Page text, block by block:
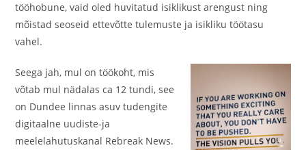
tööhobune, vaid oled huvitatud isiklikust arengust ning
mõistad seoseid ettevõtte tulemuste ja isikliku töötasu
vahel.
Seega jah, mul on töökoht, mis
võtab mul nädalas ca 12 tundi, see
on Dundee linnas asuv tudengite
digitaalne uudiste-ja
meelelahutuskanal Rebreak News.